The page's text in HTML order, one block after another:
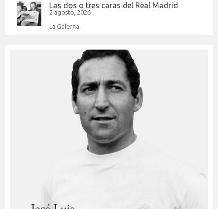
Las dos o tres caras del Real Madrid
2 agosto, 2026
La Galerna